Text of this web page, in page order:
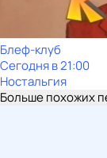
Блеф-клуб
Сегодня в 21:00
Ностальгия
Больше похожих